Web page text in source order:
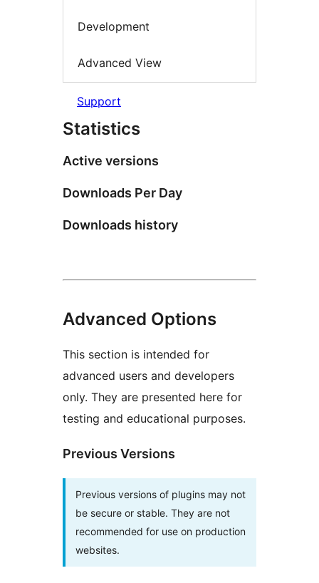
Development
Advanced View
Support
Statistics
Active versions
Downloads Per Day
Downloads history
Advanced Options
This section is intended for
advanced users and developers
only. They are presented here for
testing and educational purposes.
Previous Versions
Previous versions of plugins may not
be secure or stable. They are not
recommended for use on production
websites.